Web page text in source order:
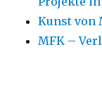
Kunst von
MFK –